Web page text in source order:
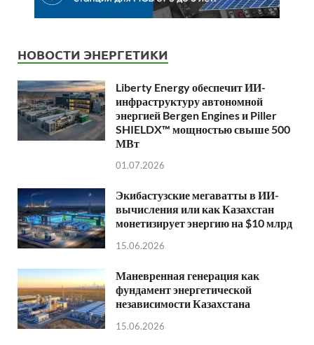
НОВОСТИ ЭНЕРГЕТИКИ
Liberty Energy обеспечит ИИ-
инфраструктуру автономной
энергией Bergen Engines и Piller
SHIELDX™ мощностью свыше 500
МВт
01.07.2026
Экибастузские мегаватты в ИИ-
вычисления или как Казахстан
монетизирует энергию на $10 млрд
15.06.2026
Маневренная генерация как
фундамент энергетической
независимости Казахстана
15.06.2026